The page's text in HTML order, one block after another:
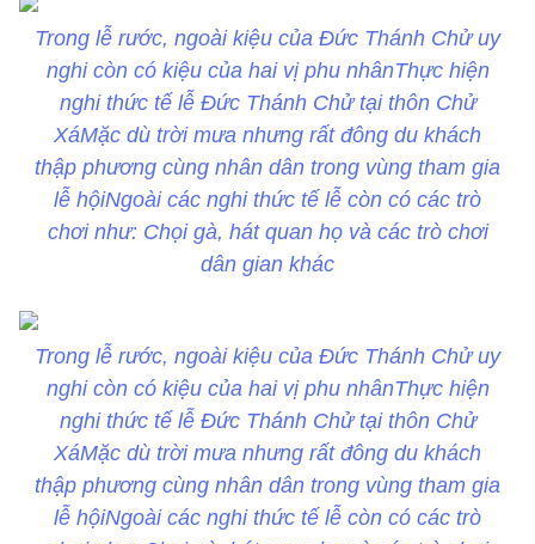
Trong lễ rước, ngoài kiệu của Đức Thánh Chử uy
nghi còn có kiệu của hai vị phu nhânThực hiện
nghi thức tế lễ Đức Thánh Chử tại thôn Chử
XáMặc dù trời mưa nhưng rất đông du khách
thập phương cùng nhân dân trong vùng tham gia
lễ hộiNgoài các nghi thức tế lễ còn có các trò
chơi như: Chọi gà, hát quan họ và các trò chơi
dân gian khác
Trong lễ rước, ngoài kiệu của Đức Thánh Chử uy
nghi còn có kiệu của hai vị phu nhânThực hiện
nghi thức tế lễ Đức Thánh Chử tại thôn Chử
XáMặc dù trời mưa nhưng rất đông du khách
thập phương cùng nhân dân trong vùng tham gia
lễ hộiNgoài các nghi thức tế lễ còn có các trò